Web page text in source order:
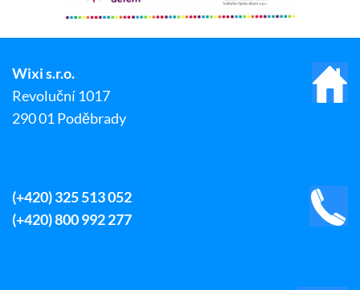
Wixi s.r.o.
Revoluční 1017
290 01 Poděbrady
(+420) 325 513 052
(+420) 800 992 277